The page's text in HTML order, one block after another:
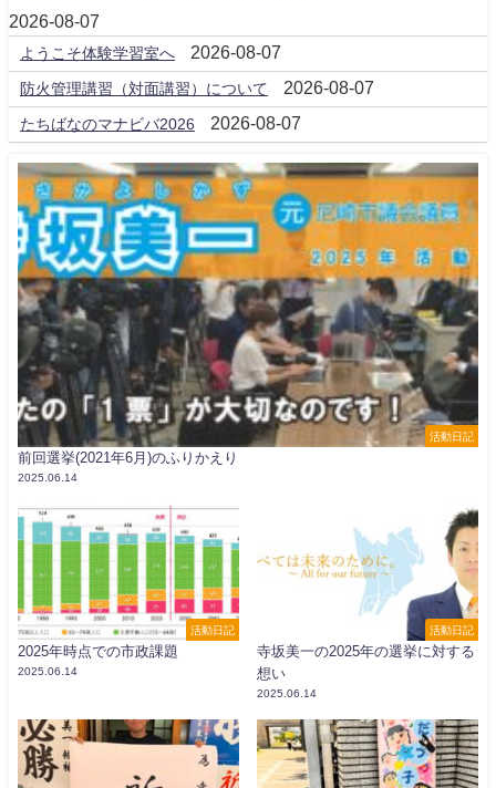
2026-08-07
ようこそ体験学習室へ 2026-08-07
防火管理講習（対面講習）について 2026-08-07
たちばなのマナビバ2026 2026-08-07
活動日記
前回選挙(2021年6月)のふりかえり
2025.06.14
活動日記
2025年時点での市政課題
2025.06.14
活動日記
寺坂美一の2025年の選挙に対する
想い
2025.06.14